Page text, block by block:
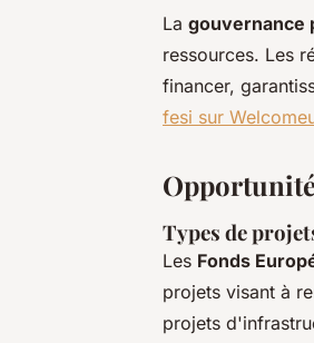
La gouvernance
ressources. Les
financer,
fesi sur
Types de
Les Fonds
projets visant à
projets